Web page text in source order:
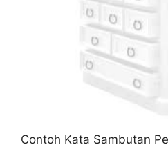
Contoh Kata Sambutan